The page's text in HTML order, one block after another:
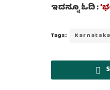
ಇದನ್ನೂ ಓದಿ :
Tags: